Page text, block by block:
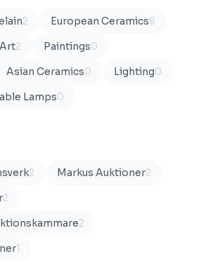
2 European Ceramics8
Art2 Paintings0
Asian Ceramics0 Lighting0
Lamps0
2 Markus Auktioner2
2
2
1